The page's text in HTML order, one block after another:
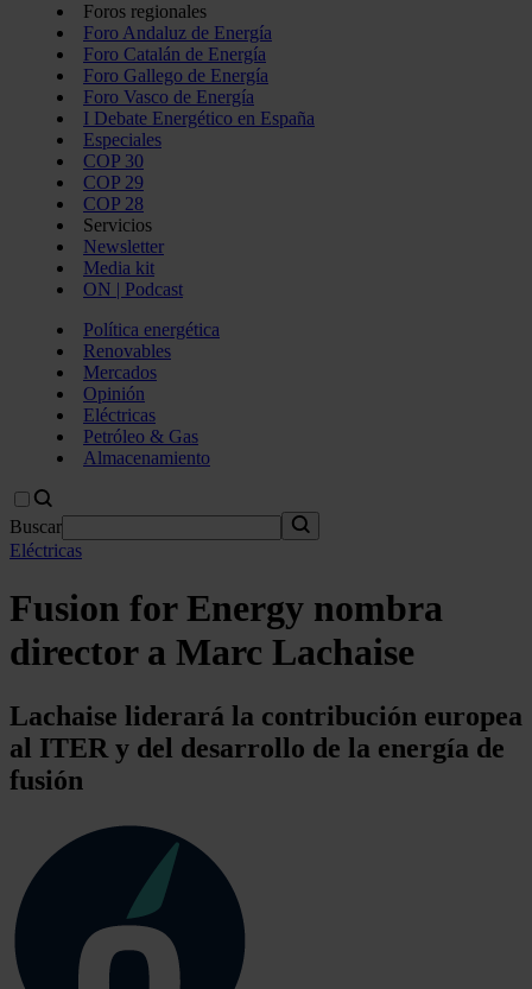
Foros regionales
Foro Andaluz de Energía
Foro Catalán de Energía
Foro Gallego de Energía
Foro Vasco de Energía
I Debate Energético en España
Especiales
COP 30
COP 29
COP 28
Servicios
Newsletter
Media kit
ON | Podcast
Política energética
Renovables
Mercados
Opinión
Eléctricas
Petróleo & Gas
Almacenamiento
Buscar
Eléctricas
Fusion for Energy nombra
director a Marc Lachaise
Lachaise liderará la contribución europea
al ITER y del desarrollo de la energía de
fusión